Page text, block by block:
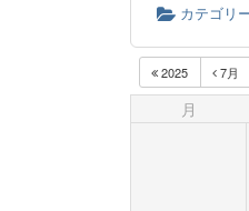
カテゴリ
2025 7月
月